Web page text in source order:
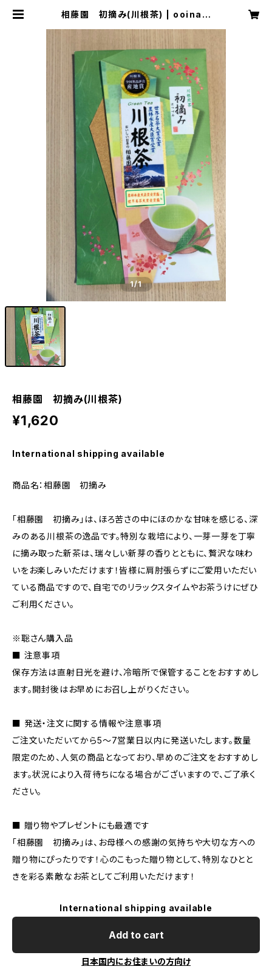
相藤園 初摘み(川根茶) | ooinavi
1/1
相藤園 初摘み(川根茶)
¥1,620
International shipping available
商品名：相藤園 初摘み
「相藤園 初摘み」は、ほろ苦さの中にほのかな甘味を感じる、深
みのある川根茶の逸品です。特別な栽培により、一芽一芽を丁寧
に摘み取った新茶は、瑞々しい新芽の香りとともに、贅沢な味わ
いをお楽しみいただけます！皆様に肩肘張らずにご愛用いただい
ている商品ですので、自宅でのリラックスタイムやお茶うけにぜひ
ご利用ください。
※聡さん購入品
■ 注意事項
保存方法は直射日光を避け、冷暗所で保管することをおすすめし
ます。開封後はお早めにお召し上がりください。
■ 発送・注文に関する情報や注意事項
ご注文いただいてから5～7営業日以内に発送いたします。数量
限定のため、人気の商品となっており、早めのご注文をおすすめし
ます。状況により入荷待ちになる場合がございますので、ご了承く
ださい。
■ 贈り物やプレゼントにも最適です
「相藤園 初摘み」は、お母様への感謝の気持ちや大切な方への
贈り物にぴったりです！心のこもった贈り物として、特別なひとと
きを彩る素敵なお茶としてご利用いただけます！
International shipping available
Add to cart
日本国内にお住まいの方向け